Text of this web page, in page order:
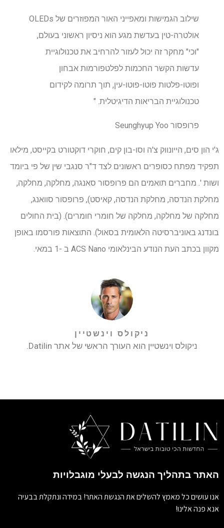
שילוב הגמישות ומאפייני האור המפוזרים של OLEDs
אולטרה-טין בעדשת מגע הוא ניסיון ראשוני בעולם,
"וכי" מחקר זה יכול לעזור להרחיב את טכנולוגיית
עדשות הקשר החכמות לפלטפורמות אבחון
ופוטו-פלטות פוטו-פוטו-עין, תוך תרומה לקידום
טכנולוגיית הבריאות הדיגיטלית. "
פרופסור Seunghyup Yoo
ג'י הון סים, הייונווק צ'ה וסו-בון קים, חוקרי דוקטורט בקייסט, מילאו
תפקיד מפתח כסופרים ראשונים לצד ד"ר סנגבי שין של פי ביומד
ושות '. מחברים תואמים הם פרופסור סאנגה, מחלקה, מחלקה,
מחלקת הנדסה, מחלקת הנדסה, קאיסט), פרופסור סוואנג,
מחלקה של מחלקה, מחלקה של חומרי חומרים). (בית החולים
בונדנג באוניברסיטה הלאומית בסאול). התוצאות פורסמו באופן
מקוון בכתב העת הנודע הבינלאומי ACS Nano ב -1 במאי.
ניקולס וינשטיין
ניקולס וינשטיין הוא העורך הראשי של אתר Datilin.
האתר בתהליך הנגשה לבעלי מוגבלויות
אנו עושים כל מאמץ להשלים את הנגשת האתר! במידה ונתקלת בבעיה
אנא פנה אלינו!